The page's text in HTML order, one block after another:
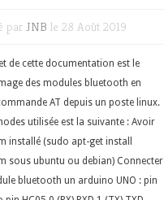
par JNB le 28 Août 2019
de cette documentation est le
des modules bluetooth en
AT depuis un poste linux.
utilisée est la suivante : Avoir
installé (sudo apt-get install
sous ubuntu ou debian) Connecter
bluetooth un arduino UNO : pin